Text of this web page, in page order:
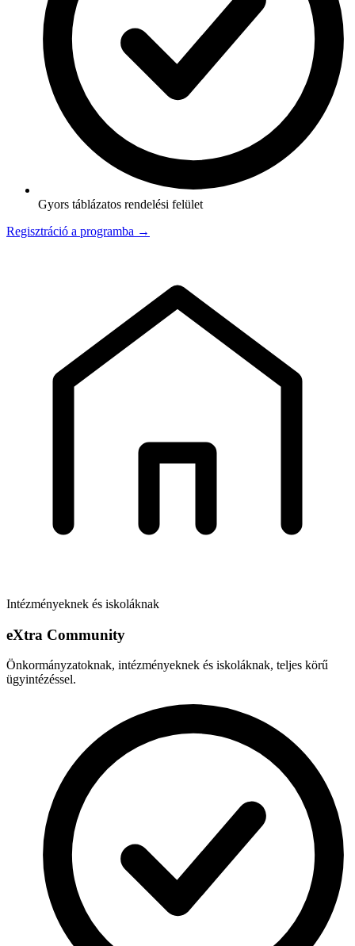
Gyors táblázatos rendelési felület
Regisztráció a programba →
Intézményeknek és iskoláknak
eXtra Community
Önkormányzatoknak, intézményeknek és iskoláknak, teljes körű
ügyintézéssel.